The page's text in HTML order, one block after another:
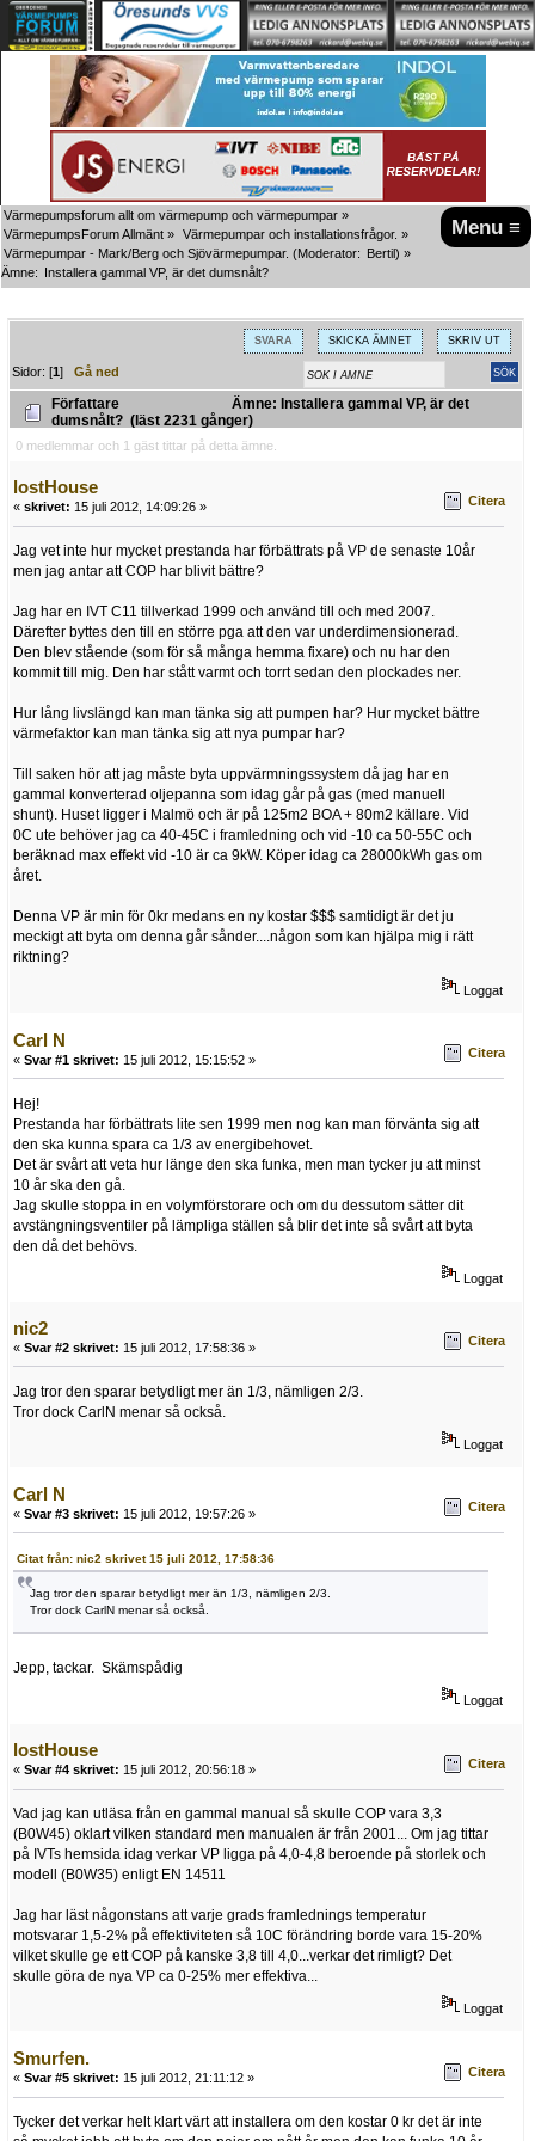
Menu ≡
Värmepumpsforum allt om värmepump och värmepumpar »
VärmepumpsForum Allmänt » Värmepumpar och installationsfrågor. »
Värmepumpar - Mark/Berg och Sjövärmepumpar. (Moderator: Bertil) »
Ämne: Installera gammal VP, är det dumsnålt?
SVARA SKICKA ÄMNET SKRIV UT
Sidor: [1]Gå ned
Författare
Ämne: Installera gammal VP, är det
dumsnålt? (läst 2231 gånger)
0 medlemmar och 1 gäst tittar på detta ämne.
lostHouse
« skrivet: 15 juli 2012, 14:09:26 » Citera
Jag vet inte hur mycket prestanda har förbättrats på VP de senaste 10år
men jag antar att COP har blivit bättre?
Jag har en IVT C11 tillverkad 1999 och använd till och med 2007.
Därefter byttes den till en större pga att den var underdimensionerad.
Den blev stående (som för så många hemma fixare) och nu har den
kommit till mig. Den har stått varmt och torrt sedan den plockades ner.
Hur lång livslängd kan man tänka sig att pumpen har? Hur mycket bättre
värmefaktor kan man tänka sig att nya pumpar har?
Till saken hör att jag måste byta uppvärmningssystem då jag har en
gammal konverterad oljepanna som idag går på gas (med manuell
shunt). Huset ligger i Malmö och är på 125m2 BOA + 80m2 källare. Vid
0C ute behöver jag ca 40-45C i framledning och vid -10 ca 50-55C och
beräknad max effekt vid -10 är ca 9kW. Köper idag ca 28000kWh gas om
året.
Denna VP är min för 0kr medans en ny kostar $$$ samtidigt är det ju
meckigt att byta om denna går sånder....någon som kan hjälpa mig i rätt
riktning?
Loggat
Carl N
« Svar #1 skrivet: 15 juli 2012, 15:15:52 » Citera
Hej!
Prestanda har förbättrats lite sen 1999 men nog kan man förvänta sig att
den ska kunna spara ca 1/3 av energibehovet.
Det är svårt att veta hur länge den ska funka, men man tycker ju att minst
10 år ska den gå.
Jag skulle stoppa in en volymförstorare och om du dessutom sätter dit
avstängningsventiler på lämpliga ställen så blir det inte så svårt att byta
den då det behövs.
Loggat
nic2
« Svar #2 skrivet: 15 juli 2012, 17:58:36 » Citera
Jag tror den sparar betydligt mer än 1/3, nämligen 2/3.
Tror dock CarlN menar så också.
Loggat
Carl N
« Svar #3 skrivet: 15 juli 2012, 19:57:26 » Citera
Citat från: nic2 skrivet 15 juli 2012, 17:58:36
Jag tror den sparar betydligt mer än 1/3, nämligen 2/3.
Tror dock CarlN menar så också.
Jepp, tackar. Skämspådig
Loggat
lostHouse
« Svar #4 skrivet: 15 juli 2012, 20:56:18 » Citera
Vad jag kan utläsa från en gammal manual så skulle COP vara 3,3
(B0W45) oklart vilken standard men manualen är från 2001... Om jag tittar
på IVTs hemsida idag verkar VP ligga på 4,0-4,8 beroende på storlek och
modell (B0W35) enligt EN 14511
Jag har läst någonstans att varje grads framlednings temperatur
motsvarar 1,5-2% på effektiviteten så 10C förändring borde vara 15-20%
vilket skulle ge ett COP på kanske 3,8 till 4,0...verkar det rimligt? Det
skulle göra de nya VP ca 0-25% mer effektiva...
Loggat
Smurfen.
« Svar #5 skrivet: 15 juli 2012, 21:11:12 » Citera
Tycker det verkar helt klart värt att installera om den kostar 0 kr det är inte